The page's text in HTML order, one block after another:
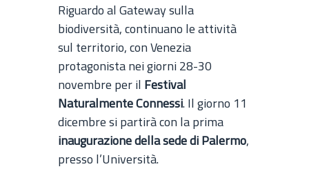
Riguardo al Gateway sulla
biodiversità, continuano le attività
sul territorio, con Venezia
protagonista nei giorni 28-30
novembre per il Festival
Naturalmente Connessi. Il giorno 11
dicembre si partirà con la prima
inaugurazione della sede di Palermo,
presso l’Università.